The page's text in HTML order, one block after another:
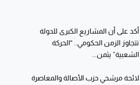
أكد على أن المشاريع الكبرى للدولة
تتجاوز الزمن الحكومي.. “الحركة
الشعبية” يثمن...
لائحة مرشحي حزب الأصالة والمعاصرة